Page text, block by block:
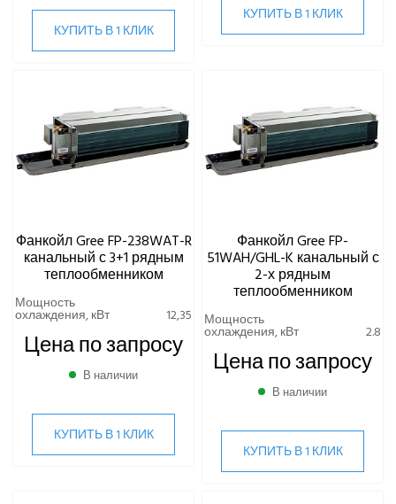
КУПИТЬ В 1 КЛИК
КУПИТЬ В 1 КЛИК
Фанкойл Gree FP-238WAT-R
канальный с 3+1 рядным
теплообменником
Мощность
охлаждения, кВт 12,35
Цена по запросу
В наличии
КУПИТЬ В 1 КЛИК
Фанкойл Gree FP-
51WAH/GHL-K канальный с
2-х рядным
теплообменником
Мощность
охлаждения, кВт 2.8
Цена по запросу
В наличии
КУПИТЬ В 1 КЛИК